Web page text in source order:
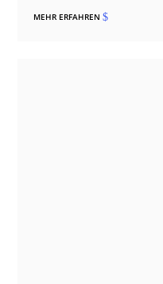
MEHR ERFAHREN$